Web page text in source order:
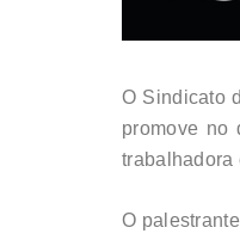
O Sindicato
promove no
trabalhadora
O